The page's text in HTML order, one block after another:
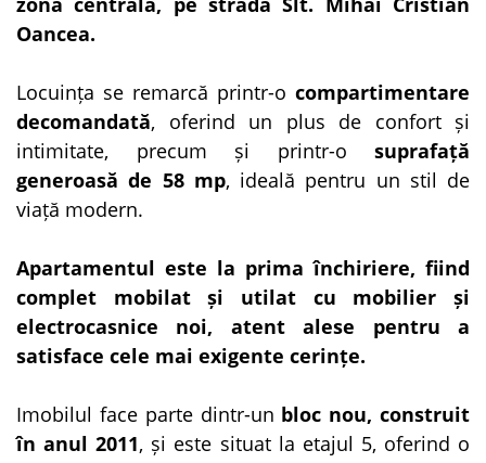
Oancea.
Locuința se remarcă printr-o compartimentare
decomandată, oferind un plus de confort și
intimitate, precum și printr-o suprafață
generoasă de 58 mp, ideală pentru un stil de
viață modern.
Apartamentul este la prima închiriere, fiind
complet mobilat și utilat cu mobilier și
electrocasnice noi, atent alese pentru a
satisface cele mai exigente cerințe.
Imobilul face parte dintr-un bloc nou, construit
în anul 2011, și este situat la etajul 5, oferind o